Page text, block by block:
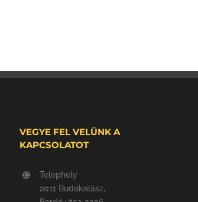
VEGYE FEL VELÜNK A
KAPCSOLATOT
Telephely
2011 Budakalász,